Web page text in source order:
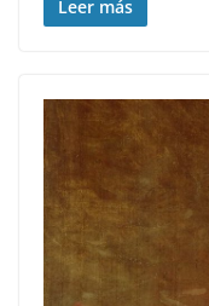
Leer más